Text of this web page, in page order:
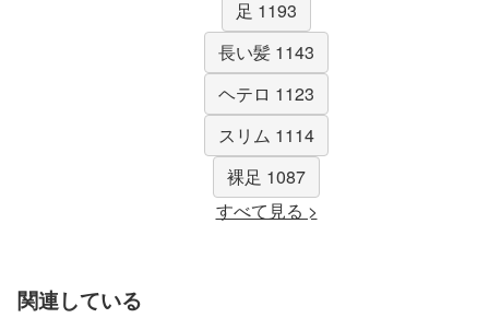
足 1193
長い髪 1143
ヘテロ 1123
スリム 1114
裸足 1087
すべて見る >
関連している